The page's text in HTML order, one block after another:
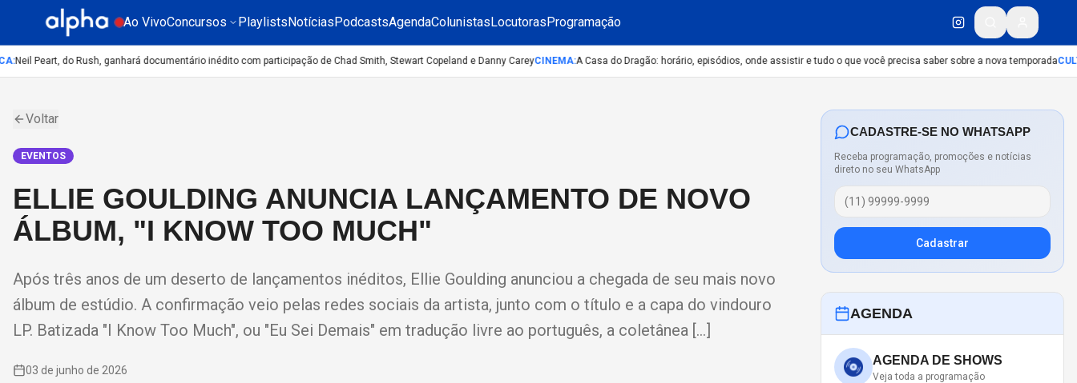
Ao VivoConcursos PlaylistsNotíciasPodcastsAgendaColunistasLocutorasProgramação
Neil Peart, do Rush, ganhará documentário inédito com participação de Chad Smith, Stewart Copeland e Danny CareyCINEMA:A Casa do Dragão: horário, episódios, onde assistir e tudo o que você precisa saber sobre a nova temporada
Voltar
EVENTOS
ELLIE GOULDING ANUNCIA LANÇAMENTO DE NOVO
ÁLBUM, "I KNOW TOO MUCH"
Após três anos de um deserto de lançamentos inéditos, Ellie Goulding anunciou a chegada de seu mais novo
álbum de estúdio. A confirmação veio pelas redes sociais da artista, junto com o título e a capa do vindouro
LP. Batizada "I Know Too Much", ou "Eu Sei Demais" em tradução livre ao português, a coletânea […]
03 de junho de 2026
CADASTRE-SE NO WHATSAPP
Receba programação, promoções e notícias
direto no seu WhatsApp
Cadastrar
AGENDA
AGENDA DE SHOWS
Veja toda a programação